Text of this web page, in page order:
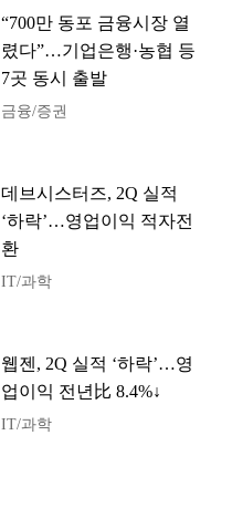
“700만 동포 금융시장 열
렸다”…기업은행·농협 등
7곳 동시 출발
금융/증권
데브시스터즈, 2Q 실적
‘하락’…영업이익 적자전
환
IT/과학
웹젠, 2Q 실적 ‘하락’…영
업이익 전년比 8.4%↓
IT/과학